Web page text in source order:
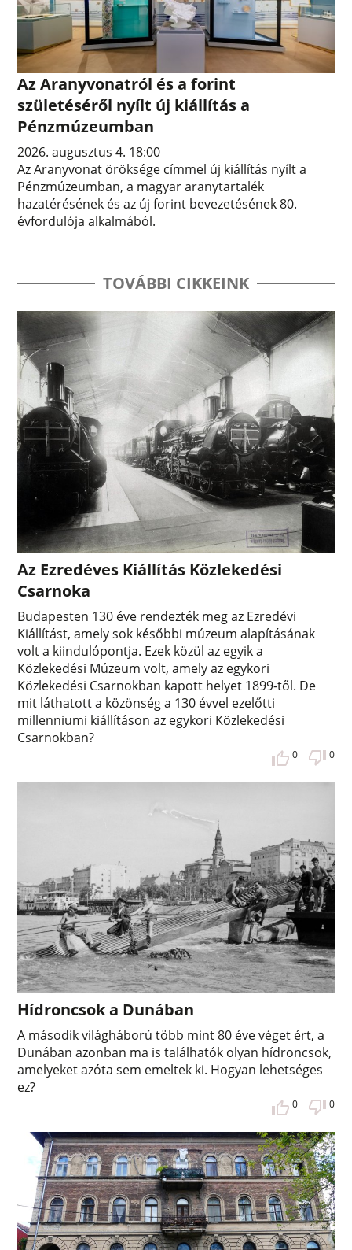
Az Aranyvonatról és a forint
születéséről nyílt új kiállítás a
Pénzmúzeumban
2026. augusztus 4. 18:00
Az Aranyvonat öröksége címmel új kiállítás nyílt a
Pénzmúzeumban, a magyar aranytartalék
hazatérésének és az új forint bevezetésének 80.
évfordulója alkalmából.
TOVÁBBI CIKKEINK
Az Ezredéves Kiállítás Közlekedési
Csarnoka
Budapesten 130 éve rendezték meg az Ezredévi
Kiállítást, amely sok későbbi múzeum alapításának
volt a kiindulópontja. Ezek közül az egyik a
Közlekedési Múzeum volt, amely az egykori
Közlekedési Csarnokban kapott helyet 1899-től. De
mit láthatott a közönség a 130 évvel ezelőtti
millenniumi kiállításon az egykori Közlekedési
Csarnokban?
0 0
Hídroncsok a Dunában
A második világháború több mint 80 éve véget ért, a
Dunában azonban ma is találhatók olyan hídroncsok,
amelyeket azóta sem emeltek ki. Hogyan lehetséges
ez?
0 0